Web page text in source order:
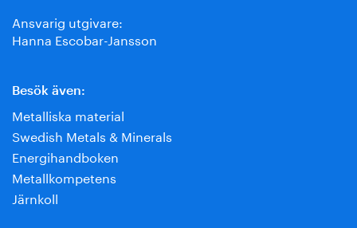
Ansvarig utgivare:
Hanna Escobar-Jansson
Besök även:
Metalliska material
Swedish Metals & Minerals
Energihandboken
Metallkompetens
Järnkoll